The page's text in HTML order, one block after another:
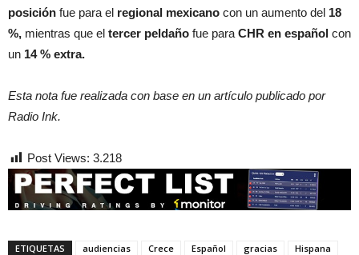
posición fue para el regional mexicano con un aumento del 18
%, mientras que el tercer peldaño fue para CHR en español con
un 14 % extra.
Esta nota fue realizada con base en un artículo publicado por
Radio Ink.
Post Views: 3.218
ETIQUETAS audiencias Crece Español gracias
Hispana